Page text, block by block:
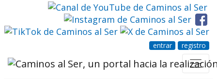
entrar registro